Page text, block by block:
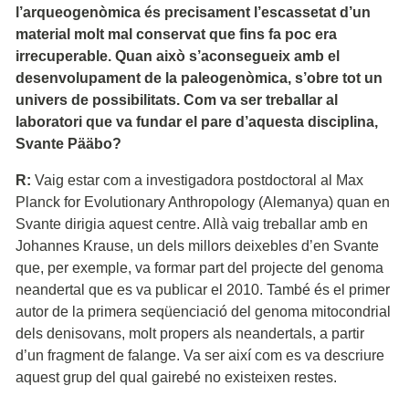
l’arqueogenòmica és precisament l’escassetat d’un
material molt mal conservat que fins fa poc era
irrecuperable. Quan això s’aconsegueix amb el
desenvolupament de la paleogenòmica, s’obre tot un
univers de possibilitats. Com va ser treballar al
laboratori que va fundar el pare d’aquesta disciplina,
Svante Pääbo?
R: Vaig estar com a investigadora postdoctoral al Max
Planck for Evolutionary Anthropology (Alemanya) quan en
Svante dirigia aquest centre. Allà vaig treballar amb en
Johannes Krause, un dels millors deixebles d’en Svante
que, per exemple, va formar part del projecte del genoma
neandertal que es va publicar el 2010. També és el primer
autor de la primera seqüenciació del genoma mitocondrial
dels denisovans, molt propers als neandertals, a partir
d’un fragment de falange. Va ser així com es va descriure
aquest grup del qual gairebé no existeixen restes.